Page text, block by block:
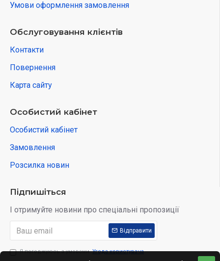
Умови оформлення замовлення
Обслуговування клієнтів
Контакти
Повернення
Карта сайту
Особистий кабінет
Особистий кабінет
Замовлення
Розсилка новин
Підпишіться
І отримуйте новини про спеціальні пропозиції
Відправити
Я погоджуюсь з умовами Угода користувача